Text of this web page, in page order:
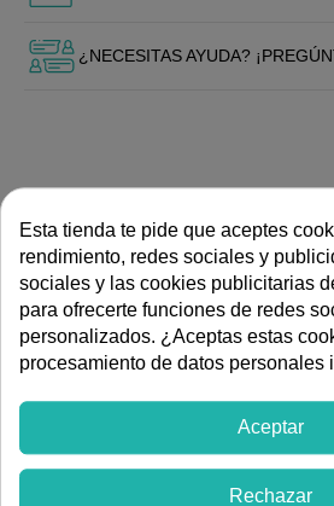
¿NECESITAS AYUDA?
ESPECIFICACIONES
Tipo de mecanismo
DOCUMENTACIÓN
Hoja de datos técnicos de
Ver más artículos de
Esta tienda te pide que aceptes
rendimiento, redes sociales y
sociales y las cookies publicitarias
para ofrecerte funciones de redes
personalizados. ¿Aceptas estas
procesamiento de datos personales
Aceptar
Rechazar